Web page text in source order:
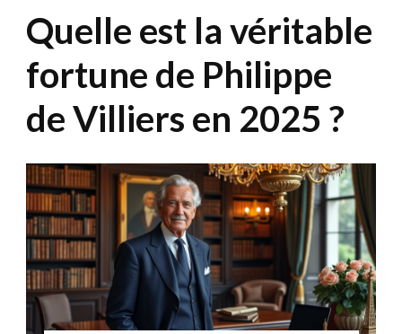
Quelle est la véritable
fortune de Philippe
de Villiers en 2025 ?